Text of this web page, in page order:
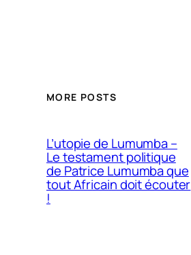
MORE POSTS
L’utopie de Lumumba –
Le testament politique
de Patrice Lumumba que
tout Africain doit écouter
!